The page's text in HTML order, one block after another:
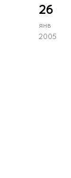
26
янв
2005